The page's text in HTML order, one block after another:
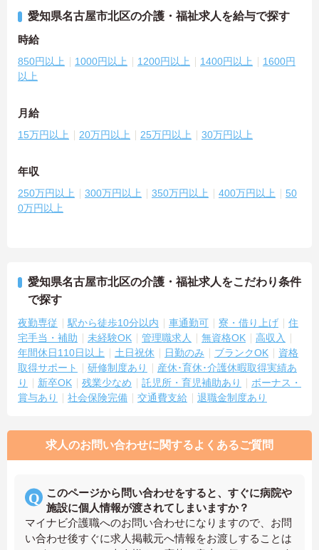
愛知県名古屋市北区の介護・福祉求人を給与で探す
時給
850円以上 1000円以上 1200円以上 1400円以上
1600円
以上
月給
15万円以上 20万円以上 25万円以上 30万円以上
年収
250万円以上 300万円以上 350万円以上 400万円以上
50
0万円以上
愛知県名古屋市北区の介護・福祉求人をこだわり条件
で探す
夜勤専従 駅から徒歩10分以内 車通勤可 寮・借り上げ
住
宅手当・補助
未経験OK 管理職求人 無資格OK
高収入
年間休日110日以上
土日祝休 日勤のみ ブランクOK
資格
取得サポート
研修制度あり
産休･育休･介護休暇取得実績あ
り
新卒OK 残業少なめ 託児所・育児補助あり
ボーナス・
賞与あり
社会保険完備 交通費支給 退職金制度あり
求人のお問い合わせに関するよくあるご質問
このページから問い合わせをすると、すぐに病院や
施設に個人情報が渡されてしまいますか？
マイナビ介護職へのお問い合わせになりますので、お問
い合わせ後すぐに求人掲載元へ情報をお渡しすることは